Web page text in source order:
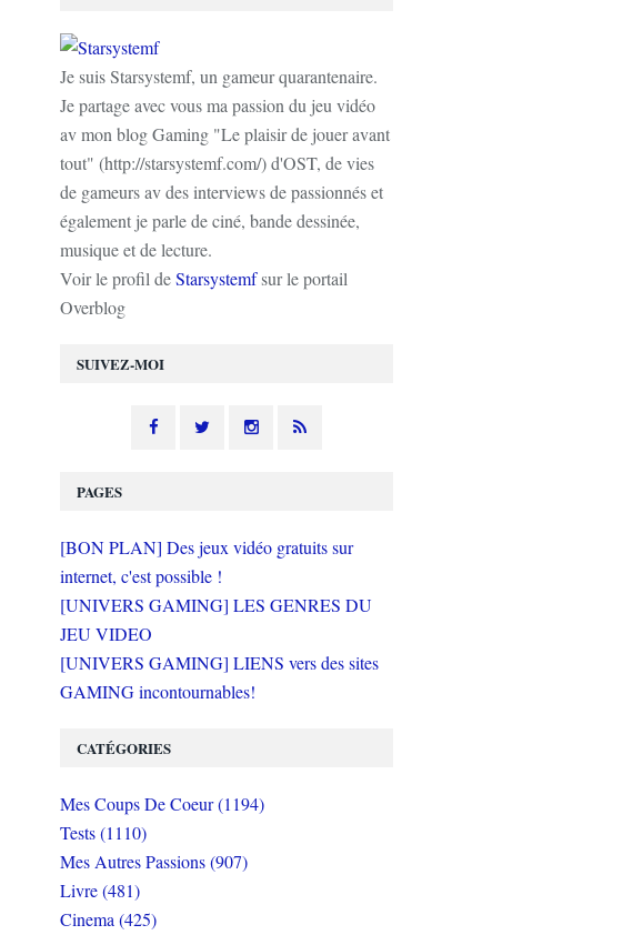
SUIVEZ-MOI
Je suis Starsystemf, un gameur quarantenaire.
Je partage avec vous ma passion du jeu vidéo
av mon blog Gaming "Le plaisir de jouer avant
tout" (http://starsystemf.com/) d'OST, de vies
de gameurs av des interviews de passionnés et
également je parle de ciné, bande dessinée,
musique et de lecture.
Voir le profil deStarsystemfsur le portail
Overblog
PAGES
[BON PLAN] Des jeux vidéo gratuits sur
internet, c'est possible !
[UNIVERS GAMING] LES GENRES DU
JEU VIDEO
[UNIVERS GAMING] LIENS vers des sites
GAMING incontournables!
CATÉGORIES
Mes Coups De Coeur (1194)
Tests (1110)
Mes Autres Passions (907)
Livre (481)
Cinema (425)